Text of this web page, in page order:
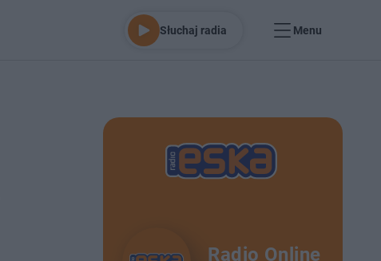
Słuchaj radia Menu
Radio Online